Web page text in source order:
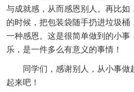
与成就感，从而感恩别人。再比如
的时候，把包装袋随手扔进垃圾桶
一种感恩。这是很简单做到的小事
乐，是一件多么有意义的事情！
同学们，感谢别人，从小事做
起来吧！